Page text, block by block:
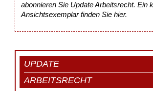
abonnieren Sie Update Arbeitsrecht. Ein
Ansichtsexemplar finden Sie hier.
UPDATE
ARBEITSRECHT